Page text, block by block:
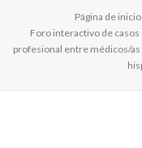
Página de inicio
Foro interactivo de
profesional entre médicos/